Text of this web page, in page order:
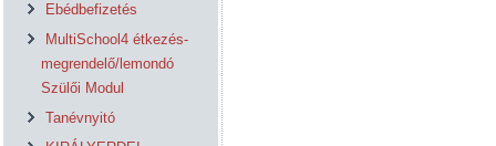
Ebédbefizetés
MultiSchool4 étkezés-
megrendelő/lemondó
Szülői Modul
Tanévnyitó